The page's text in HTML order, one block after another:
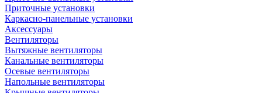
Приточные установки
Каркасно-панельные установки
Аксессуары
Вентиляторы
Вытяжные вентиляторы
Канальные вентиляторы
Осевые вентиляторы
Напольные вентиляторы